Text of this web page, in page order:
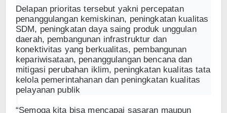
Delapan prioritas tersebut yakni percepatan
penanggulangan kemiskinan, peningkatan kualitas
SDM, peningkatan daya saing produk unggulan
daerah, pembangunan infrastruktur dan
konektivitas yang berkualitas, pembangunan
kepariwisataan, penanggulangan bencana dan
mitigasi perubahan iklim, peningkatan kualitas tata
kelola pemerintahanan dan peningkatan kualitas
pelayanan publik
“Semoga kita bisa mencapai sasaran maupun